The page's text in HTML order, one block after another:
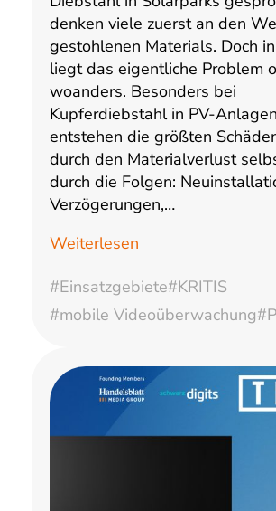
denken viele zuerst an den
gestohlenen Materials. Doch
liegt das eigentliche Problem
woanders. Besonders bei
Kupferdiebstahl in PV-Anlagen
entstehen die größten
durch den Materialverlust
durch die Folgen:
Verzögerungen,…
Weiterlesen
#Einsatzgebiete#KRITIS
#mobile Videoüberwachung